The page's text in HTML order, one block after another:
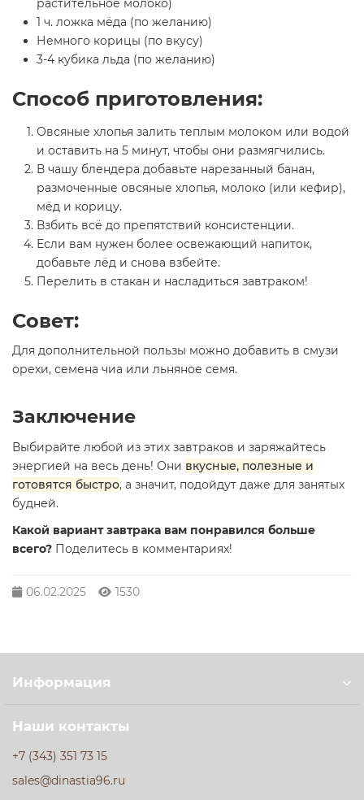
растительное молоко)
1 ч. ложка мёда (по желанию)
Немного корицы (по вкусу)
3-4 кубика льда (по желанию)
Способ приготовления:
Овсяные хлопья залить теплым молоком или водой
и оставить на 5 минут, чтобы они размягчились.
В чашу блендера добавьте нарезанный банан,
размоченные овсяные хлопья, молоко (или кефир),
мёд и корицу.
Взбить всё до препятствий консистенции.
Если вам нужен более освежающий напиток,
добавьте лёд и снова взбейте.
Перелить в стакан и насладиться завтраком!
Совет:
Для дополнительной пользы можно добавить в смузи
орехи, семена чиа или льняное семя.
Заключение
Выбирайте любой из этих завтраков и заряжайтесь
энергией на весь день! Они вкусные, полезные и
готовятся быстро, а значит, подойдут даже для занятых
будней.
Какой вариант завтрака вам понравился больше
всего? Поделитесь в комментариях!
06.02.2025 1530
Информация
Наши контакты
+7 (343) 351 73 15
sales@dinastia96.ru